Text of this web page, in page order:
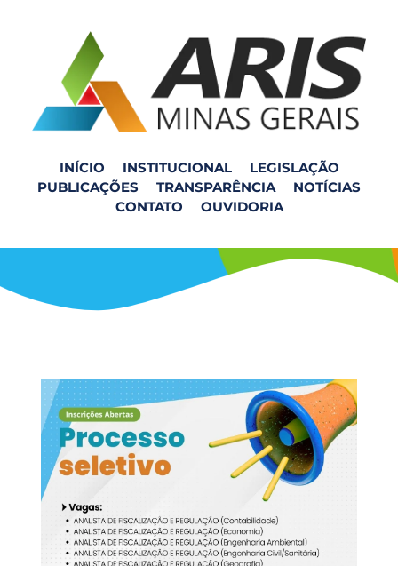
INÍCIO INSTITUCIONAL
LEGISLAÇÃO
PUBLICAÇÕES
TRANSPARÊNCIA
NOTÍCIAS
CONTATO
OUVIDORIA
Processo seletivo